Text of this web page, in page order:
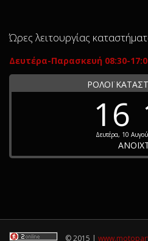
Ώρες λειτουργίας
Δευτέρα-Παρασκευή 08:30-
ΡΟΛΟΪ
16
Δευτέρα, 10
© 2015 |